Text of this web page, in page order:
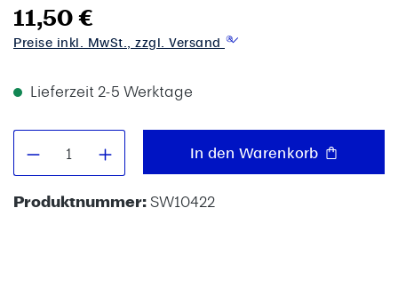
11,50 €
Preise inkl. MwSt., zzgl. Versand
Lieferzeit 2-5 Werktage
Produkt Anzahl: Gib denIn den Warenkorb
Produktnummer:SW10422